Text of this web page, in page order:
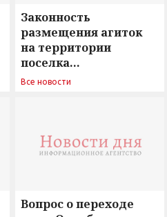
Законность
размещения агиток
на территории
поселка
Новосергиевка
Все новости
Вопрос о переходе